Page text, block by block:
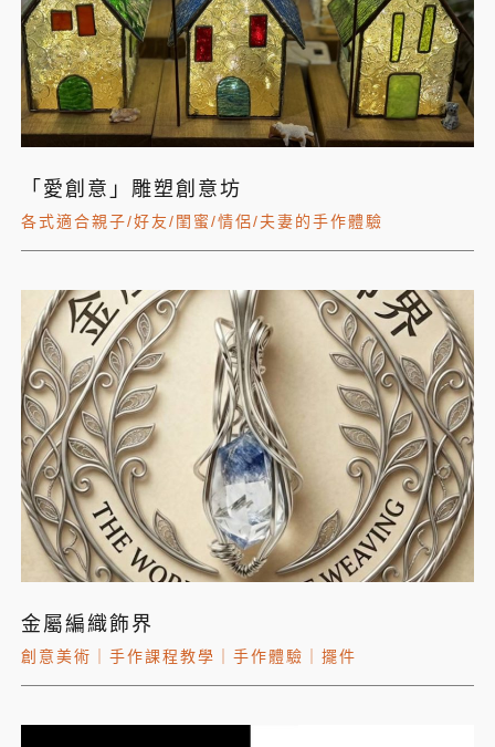
「愛創意」雕塑創意坊
各式適合親子/好友/閨蜜/情侶/夫妻的手作體驗
金屬編織飾界
創意美術 手作課程教學 手作體驗 擺件